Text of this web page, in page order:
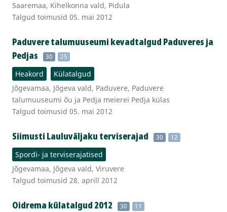
Saaremaa, Kihelkonna vald, Pidula
Talgud toimusid 05. mai 2012
Paduvere talumuuseumi kevadtalgud Paduveres ja
Pedjas
30 25
Heakord
Külatalgud
Jõgevamaa, Jõgeva vald, Paduvere, Paduvere
talumuuseumi õu ja Pedja meierei Pedja külas
Talgud toimusid 05. mai 2012
Siimusti Lauluväljaku terviserajad 30 12
Spordi- ja terviserajatised
Jõgevamaa, Jõgeva vald, Viruvere
Talgud toimusid 28. aprill 2012
Oidrema külatalgud 2012 30 11